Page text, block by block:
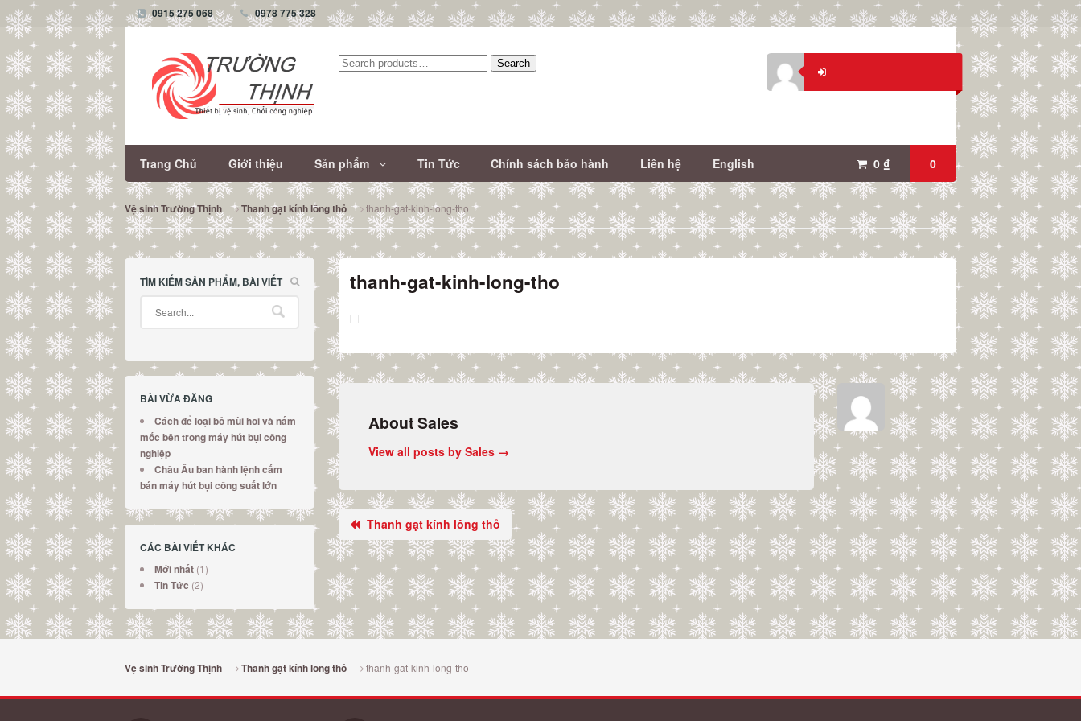
0915 275 068 0978 775 328
Tìm
Search
0 ₫ 0
Trang Chủ Giới thiệu Sản phẩm Tin Tức Chính sách bảo hành Liên hệ English
Vệ sinh Trường Thịnh Thanh gạt kính lông thỏ thanh-gat-kinh-long-tho
thanh-gat-kinh-long-tho
About Sales
View all posts by Sales →
Thanh gạt kính lông thỏ
TÌM KIẾM SẢN PHẨM, BÀI VIẾT
BÀI VỪA ĐĂNG
Cách để loại bỏ mùi hôi và nấm
mốc bên trong máy hút bụi công
nghiệp
Châu Âu ban hành lệnh cấm
bán máy hút bụi công suất lớn
CÁC BÀI VIẾT KHÁC
Mới nhất (1)
Tin Tức (2)
Vệ sinh Trường Thịnh Thanh gạt kính lông thỏ thanh-gat-kinh-long-tho